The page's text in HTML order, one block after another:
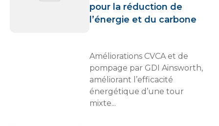
pour la réduction de
l’énergie et du carbone
Améliorations CVCA et de
pompage par GDI Ainsworth,
améliorant l’efficacité
énergétique d’une tour
mixte...